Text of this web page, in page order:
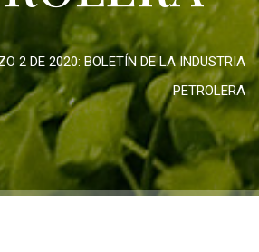
2 DE 2020: BOLETÍN DE LA INDUSTRIA
PETROLERA